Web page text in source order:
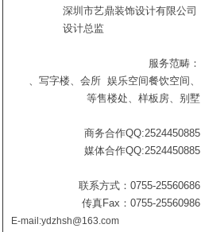
深圳市艺鼎装饰设计有限公司
设计总监
服务范畴：
餐饮空间、
娱乐空间
、写字楼、会所
售楼处、样板房、别墅
等
商务合作QQ:2524450885
媒体合作QQ:2524450885
联系方式：0755-25560686
传真Fax：0755-25560986
E-mail:ydzhsh@163.com